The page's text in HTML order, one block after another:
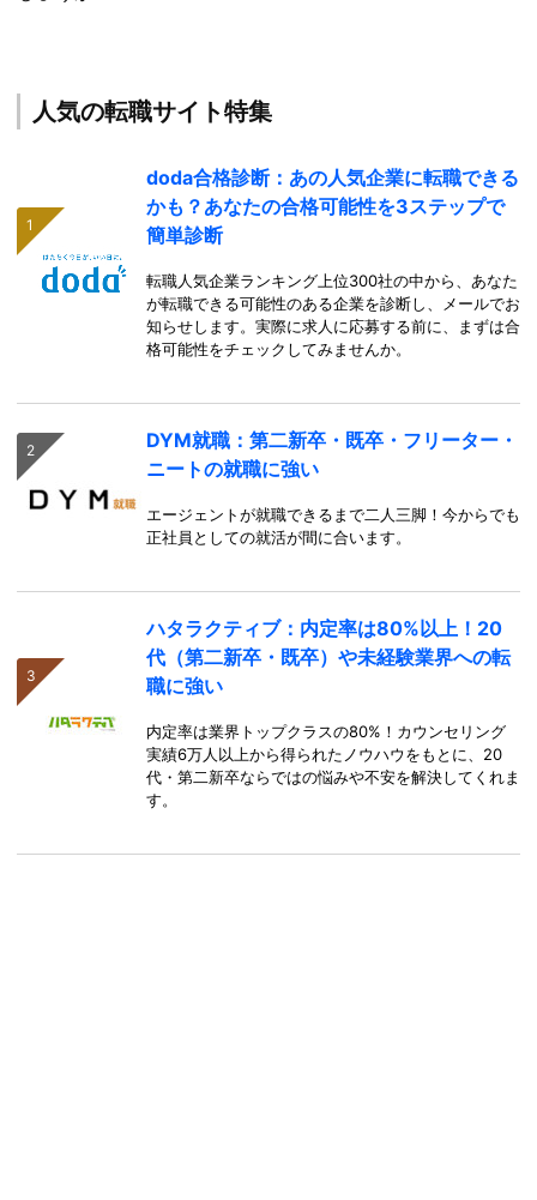
人気の転職サイト特集
doda合格診断：あの人気企業に転職できる
かも？あなたの合格可能性を3ステップで
簡単診断
転職人気企業ランキング上位300社の中から、あなた
が転職できる可能性のある企業を診断し、メールでお
知らせします。実際に求人に応募する前に、まずは合
格可能性をチェックしてみませんか。
DYM就職：第二新卒・既卒・フリーター・
ニートの就職に強い
エージェントが就職できるまで二人三脚！今からでも
正社員としての就活が間に合います。
ハタラクティブ：内定率は80%以上！20
代（第二新卒・既卒）や未経験業界への転
職に強い
内定率は業界トップクラスの80%！カウンセリング
実績6万人以上から得られたノウハウをもとに、20
代・第二新卒ならではの悩みや不安を解決してくれま
す。